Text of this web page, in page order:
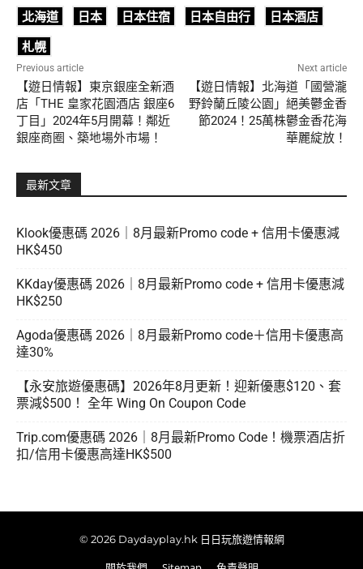
北海道 日本 日本住宿 日本自由行
日本酒店
札幌
Previous article
【遊日情報】東京銀座全新酒
店「THE 皇家花園酒店 銀座6
丁目」2024年5月開幕！鄰近
銀座商圈、築地場外市場！
Next article
【遊日情報】北海道「國營瀧
野鈴蘭丘陵公園」絕美鬱金香
節2024！25萬株鬱金香花海
華麗綻放！
最新文章
Klook優惠碼 2026｜8月最新Promo code + 信用卡優惠減
HK$450
KKday優惠碼 2026｜8月最新Promo code + 信用卡優惠減
HK$250
Agoda優惠碼 2026｜8月最新Promo code＋信用卡優惠高
達30%
【永安旅遊優惠碼】2026年8月更新！迎新優惠$120、套
票減$500！ 全年 Wing On Coupon Code
Trip.com優惠碼 2026｜8月最新Promo Code！機票酒店折
扣/信用卡優惠高達HK$500
© 2026 Daydayplay.hk 日日玩旅遊情報網